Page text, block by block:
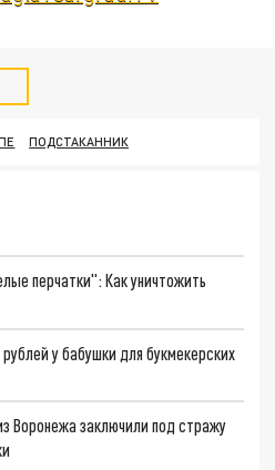
ПОДСТАКАННИК
перчатки": Как уничтожить
у бабушки для букмекерских
Воронежа заключили под стражу